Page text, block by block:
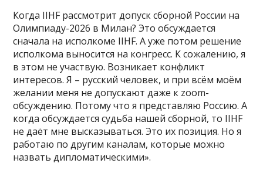
Когда IIHF рассмотрит допуск сборной России на
Олимпиаду-2026 в Милан? Это обсуждается
сначала на исполкоме IIHF. А уже потом решение
исполкома выносится на конгресс. К сожалению, я
в этом не участвую. Возникает конфликт
интересов. Я – русский человек, и при всём моём
желании меня не допускают даже к zoom-
обсуждению. Потому что я представляю Россию. А
когда обсуждается судьба нашей сборной, то IIHF
не даёт мне высказываться. Это их позиция. Но я
работаю по другим каналам, которые можно
назвать дипломатическими».